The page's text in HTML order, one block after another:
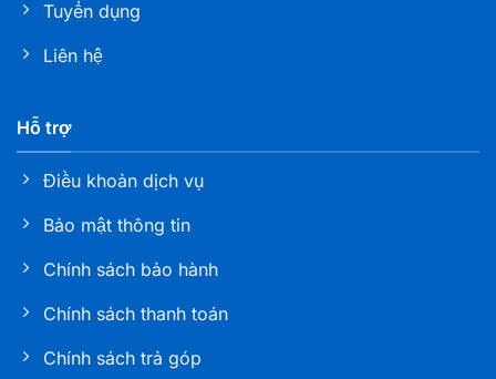
Tuyển dụng
Liên hệ
Hỗ trợ
Điều khoản dịch vụ
Bảo mật thông tin
Chính sách bảo hành
Chính sách thanh toán
Chính sách trả góp